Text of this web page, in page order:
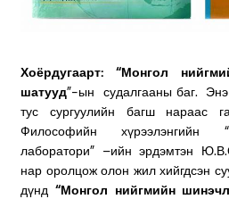
Хоёрдугаарт: “Монгол
шатууд”-ын судалгааны баг.
тус сургуулийн багш
Философийн хүрээлэнгийн
лаборатори” –ийн эрдэмтэн
нар оролцож олон жил хийгдсэн
дүнд“Монгол нийгмийн